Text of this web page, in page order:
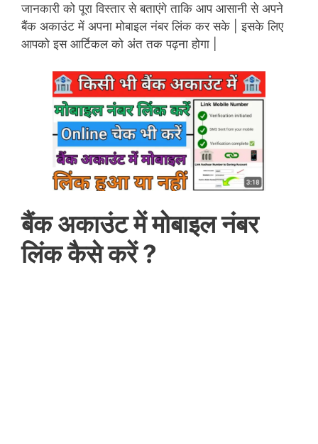
जानकारी को पूरा विस्तार से बताएंगे ताकि आप आसानी से अपने
बैंक अकाउंट में अपना मोबाइल नंबर लिंक कर सके |इसके लिए
आपको इस आर्टिकल को अंत तक पढ़ना होगा |
बैंक अकाउंट में मोबाइल नंबर
लिंक कैसे करें ?